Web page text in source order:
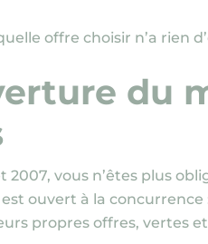
offre choisir n’a rien
du
2007, vous n’êtes plus
ouvert à la concurrence
propres offres, vertes